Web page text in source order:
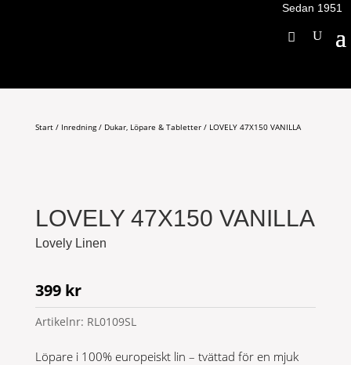
Sedan 1951
Start/ Inredning/ Dukar, Löpare & Tabletter/ LOVELY 47X150 VANILLA
LOVELY 47X150 VANILLA
Lovely Linen
399 kr
Artikelnr: RL0109SL
Löpare i 100% europeiskt lin – tvättad för en mjuk